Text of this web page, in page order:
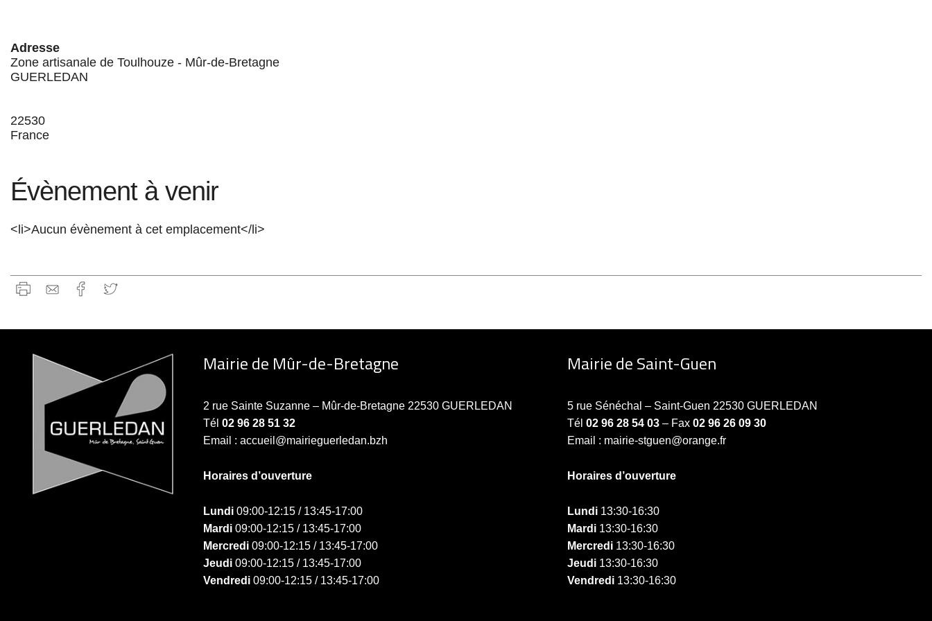
Adresse
Zone artisanale de Toulhouze - Mûr-de-Bretagne
GUERLEDAN
22530
France
Évènement à venir
<li>Aucun évènement à cet emplacement</li>
Mairie de Mûr-de-Bretagne
2 rue Sainte Suzanne – Mûr-de-Bretagne 22530 GUERLEDAN
Tél 02 96 28 51 32
Email : accueil@mairieguerledan.bzh
Horaires d’ouverture
Lundi09:00-12:15 / 13:45-17:00
Mardi09:00-12:15 / 13:45-17:00
Mercredi09:00-12:15 / 13:45-17:00
Jeudi09:00-12:15 / 13:45-17:00
Vendredi09:00-12:15 / 13:45-17:00
Mairie de Saint-Guen
5 rue Sénéchal – Saint-Guen 22530 GUERLEDAN
Tél02 96 28 54 03 – Fax02 96 26 09 30
Email : mairie-stguen@orange.fr
Horaires d’ouverture
Lundi 13:30-16:30
Mardi 13:30-16:30
Mercredi 13:30-16:30
Jeudi 13:30-16:30
Vendredi 13:30-16:30